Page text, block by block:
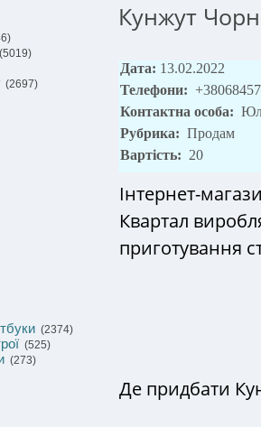
(2697)
(2374)
(525)
(273)
Кунжут
Дата: 13.02.2022
Телефони:
Контактна особа:
Рубрика: Продам
Вартість: 20
Інтернет-
Квартал
приготування
Де придбати